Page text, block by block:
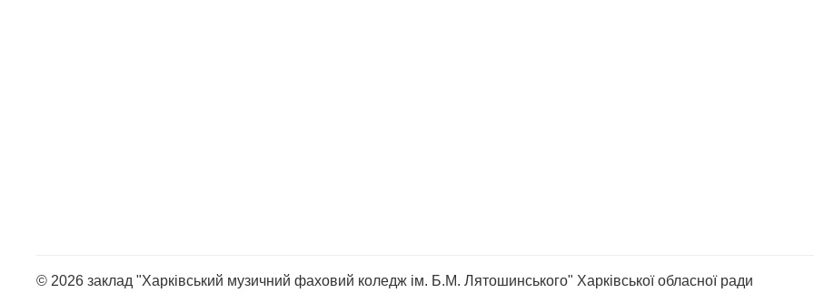
© 2026 заклад "Харківський музичний фаховий коледж ім. Б.М. Лятошинського" Харківської обласної ради